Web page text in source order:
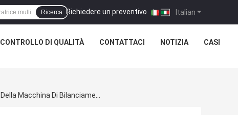
Italian
Richiedere un preventivo |
Ricerca
CONTROLLO DI QUALITÀ CONTATTACI NOTIZIA CASI